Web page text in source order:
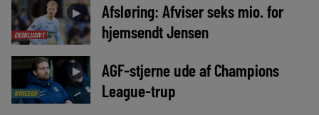
EKSKLUSIVT
►
Afsløring: Afviser seks mio. for
hjemsendt Jensen
NYHEDER
►
AGF-stjerne ude af Champions
League-trup